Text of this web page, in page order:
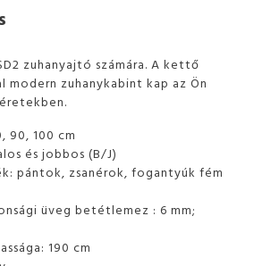
zuhanyajtó számára. A kettő
modern zuhanykabint kap az Ön
90, 100 cm
és jobbos (B/J)
pántok, zsanérok, fogantyúk fém
üveg betétlemez : 6 mm;
190 cm